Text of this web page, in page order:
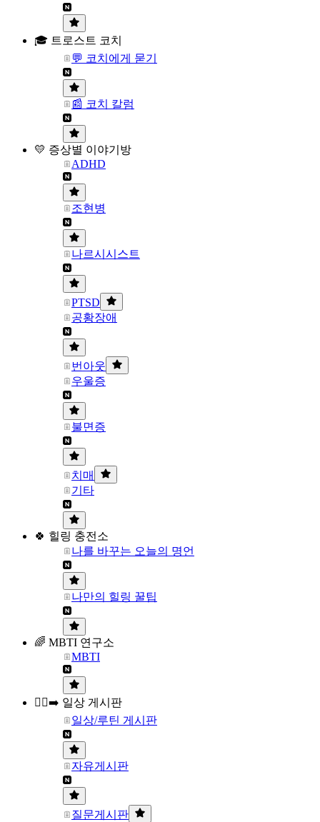
🎓 트로스트 코치
💬 코치에게 묻기
📰 코치 칼럼
💛 증상별 이야기방
ADHD
조현병
나르시시스트
PTSD
공황장애
번아웃
우울증
불면증
치매
기타
🍀 힐링 충전소
나를 바꾸는 오늘의 명언
나만의 힐링 꿀팁
🌈 MBTI 연구소
MBTI
🏃‍♀️‍➡️ 일상 게시판
일상/루틴 게시판
자유게시판
질문게시판